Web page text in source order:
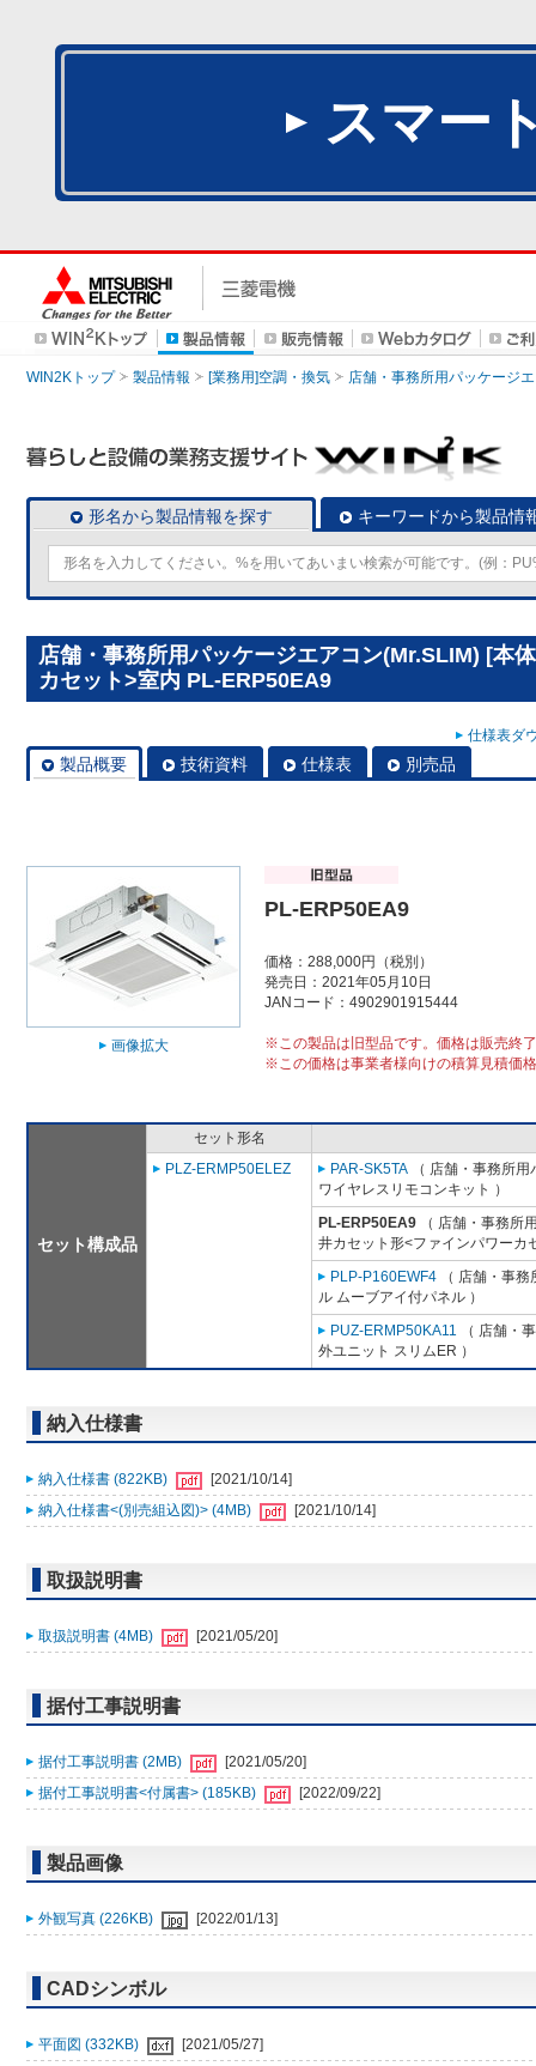
スマー
WIN2Kトップ 製品情報 [業務用]空調・換気 店舗・事務所用パッケージ
形名から製品情報を探す キーワードから製品情
店舗・事務所用パッケージエアコン(Mr.SLIM) [本
カセット>室内 PL-ERP50EA9
仕様表ダ
製品概要 技術資料 仕様表 別売品
画像拡大
PL-ERP50EA9
価格：288,000円（税別）
発売日：2021年05月10日
JANコード：4902901915444
※この製品は旧型品です。価格は販売終
※この価格は事業者様向けの積算見積価
セット構成品
セット形名
PLZ-ERMP50ELEZ
PAR-SK5TA （ 店舗・事務所
ワイヤレスリモコンキット ）
PL-ERP50EA9 （ 店舗・事務所
井カセット形<ファインパワーカ
PLP-P160EWF4 （ 店舗・事
ル ムーブアイ付パネル ）
PUZ-ERMP50KA11 （ 店舗・
外ユニット スリムER ）
納入仕様書
納入仕様書 (822KB)
[2021/10/14]
納入仕様書<(別売組込図)> (4MB)
[2021/10/14]
取扱説明書
取扱説明書 (4MB) [2021/05/20]
据付工事説明書
据付工事説明書 (2MB)
[2021/05/20]
据付工事説明書<付属書> (185KB)
[2022/09/22]
製品画像
外観写真 (226KB) [2022/01/13]
CADシンボル
平面図 (332KB)
[2021/05/27]